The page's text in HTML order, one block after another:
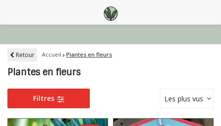
Retour Accueil Plantes en fleurs
Plantes en fleurs
Filtres Les plus vus